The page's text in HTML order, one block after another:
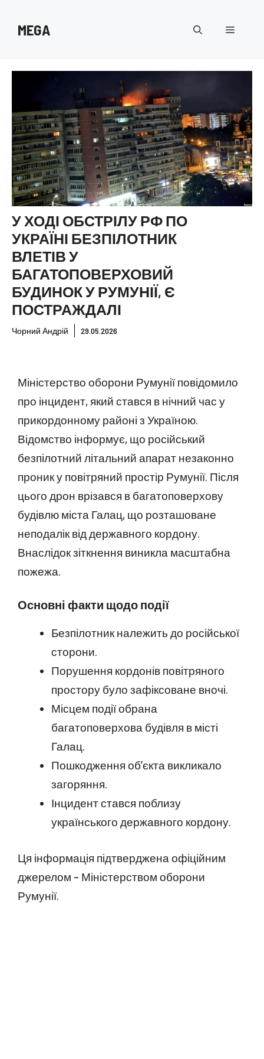
MEGA Меню
У ХОДІ ОБСТРІЛУ РФ ПО
УКРАЇНІ БЕЗПІЛОТНИК
ВЛЕТІВ У
БАГАТОПОВЕРХОВИЙ
БУДИНОК У РУМУНІЇ, Є
ПОСТРАЖДАЛІ
Чорний Андрій 29.05.2026
Міністерство оборони Румунії повідомило
про інцидент, який стався в нічний час у
прикордонному районі з Україною.
Відомство інформує, що російський
безпілотний літальний апарат незаконно
проник у повітряний простір Румунії. Після
цього дрон врізався в багатоповерхову
будівлю міста Галац, що розташоване
неподалік від державного кордону.
Внаслідок зіткнення виникла масштабна
пожежа.
Основні факти щодо події
Безпілотник належить до російської
сторони.
Порушення кордонів повітряного
простору було зафіксоване вночі.
Місцем події обрана
багатоповерхова будівля в місті
Галац.
Пошкодження об’єкта викликало
загоряння.
Інцидент стався поблизу
українського державного кордону.
Ця інформація підтверджена офіційним
джерелом – Міністерством оборони
Румунії.